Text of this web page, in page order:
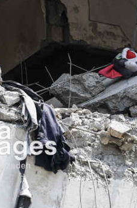
*چندرسانه‌ای
فیلم
گالری
اینفوگرافی
عکس